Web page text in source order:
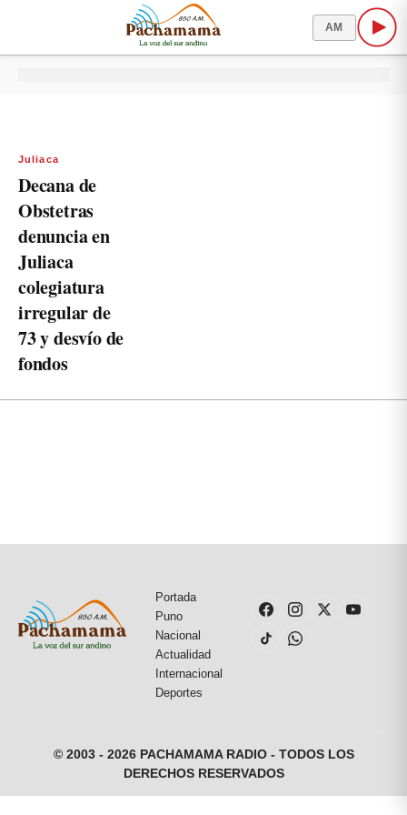
AM
Juliaca
Decana de
Obstetras
denuncia en
Juliaca
colegiatura
irregular de
73 y desvío de
fondos
Portada
Puno
Nacional
Actualidad
Internacional
Deportes
© 2003 - 2026 PACHAMAMA RADIO - TODOS LOS
DERECHOS RESERVADOS